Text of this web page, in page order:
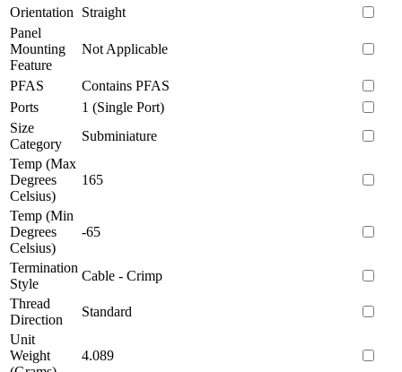
Orientation
Straight
Panel
Mounting
Feature
Not Applicable
PFAS
Contains PFAS
Ports
1 (Single Port)
Size
Category
Subminiature
Temp (Max
Degrees
Celsius)
165
Temp (Min
Degrees
Celsius)
-65
Termination
Style
Cable - Crimp
Thread
Direction
Standard
Unit
Weight
4.089